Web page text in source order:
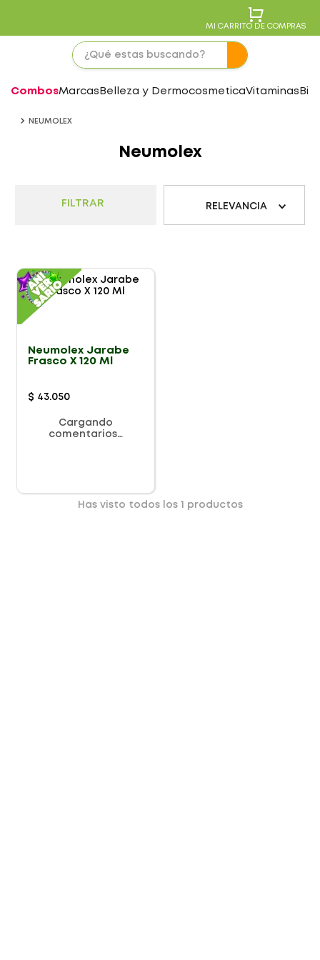
MI CARRITO DE COMPRAS
CombosMarcas Belleza y DermocosmeticaVitaminas
NEUMOLEX
Neumolex
FILTRAR RELEVANCIA
Neumolex Jarabe
Frasco X 120 Ml
$ 43.050
Cargando
comentarios…
Has visto todos los productos